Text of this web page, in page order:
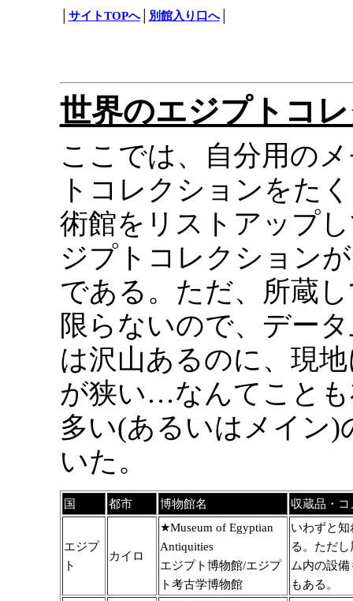
サイトTOPへ│ 別館入り口へ│
世界のエジプトコ
ここでは、自分用の
トコレクションをた
術館をリストアップ
ジプトコレクション
である。ただ、所蔵
限らないので、デー
は沢山あるのに、現
が狭い…なんてこと
多い(あるいはメイン
いた。
国 都市 博物館名 収蔵品・コ
エジプ
ト
カイロ
★Museum of Egyptian
Antiquities
エジプト博物館/エジプ
ト考古学博物館
いわずと
る。ただ
ム内の設
もある。